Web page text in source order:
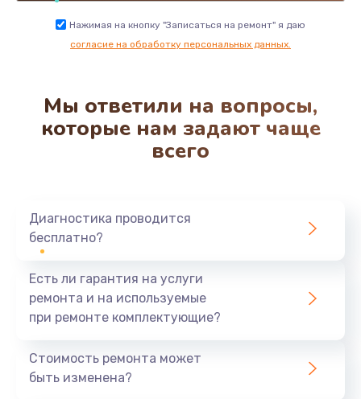
Нажимая на кнопку "Записаться на ремонт" я даю
согласие на обработку персональных данных.
Мы ответили на вопросы,
которые нам задают чаще
всего
Диагностика проводится
бесплатно?
Есть ли гарантия на услуги
ремонта и на используемые
при ремонте комплектующие?
Стоимость ремонта может
быть изменена?